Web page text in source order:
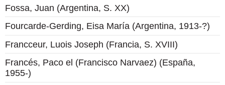
Fossa, Juan (Argentina, S. XX)
Fourcarde-Gerding, Eisa María (Argentina, 1913-?)
Francceur, Luois Joseph (Francia, S. XVIII)
Francés, Paco el (Francisco Narvaez) (España,
1955-)